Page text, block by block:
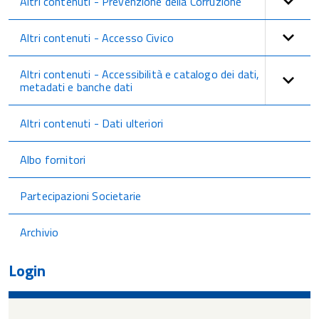
Altri contenuti - Accesso Civico
Altri contenuti - Accessibilità e catalogo dei dati,
metadati e banche dati
Altri contenuti - Dati ulteriori
Albo fornitori
Partecipazioni Societarie
Archivio
Login